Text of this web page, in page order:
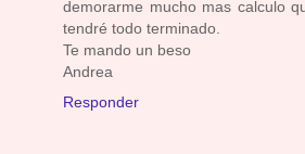
demorarme mucho mas calculo
tendré todo terminado.
Te mando un beso
Andrea
Responder